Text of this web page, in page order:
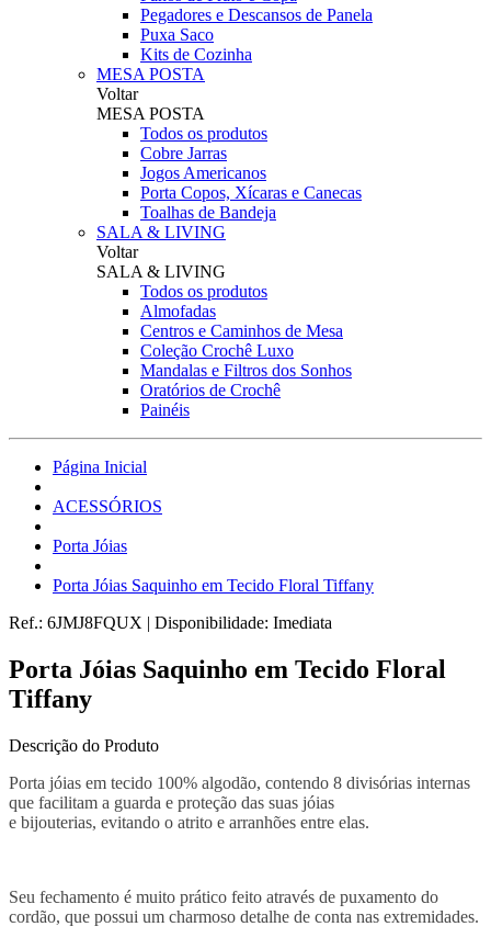
Pegadores e Descansos de Panela
Puxa Saco
Kits de Cozinha
MESA POSTA
Voltar
MESA POSTA
Todos os produtos
Cobre Jarras
Jogos Americanos
Porta Copos, Xícaras e Canecas
Toalhas de Bandeja
SALA & LIVING
Voltar
SALA & LIVING
Todos os produtos
Almofadas
Centros e Caminhos de Mesa
Coleção Crochê Luxo
Mandalas e Filtros dos Sonhos
Oratórios de Crochê
Painéis
Página Inicial
ACESSÓRIOS
Porta Jóias
Porta Jóias Saquinho em Tecido Floral Tiffany
Ref.: 6JMJ8FQUX | Disponibilidade: Imediata
Porta Jóias Saquinho em Tecido Floral
Tiffany
Descrição do Produto
Porta jóias em tecido 100% algodão, contendo 8 divisórias internas
que facilitam a guarda e proteção das suas jóias
e bijouterias, evitando o atrito e arranhões entre elas.
Seu fechamento é muito prático feito através de puxamento do
cordão, que possui um charmoso detalhe de conta nas extremidades.